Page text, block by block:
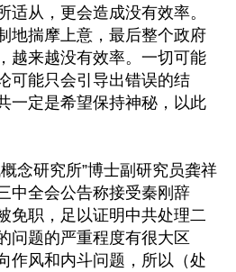
适从，更会造成没有效率。
地揣摩上意，最后整个政府
越来越没有效率。一切可能
可能只会引导出错误的结
一定是希望保持神秘，以此
念研究所”博士副研究员龚祥
中全会公告称接受秦刚辞
免职，足以证明中共处理二
问题的严重程度有很大区
作风和内斗问题，所以（处